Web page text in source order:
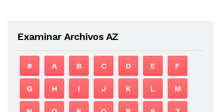
Examinar Archivos AZ
# A B C D E F
G H I J K L M